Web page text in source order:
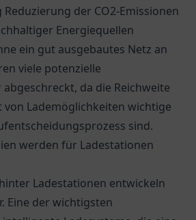
der CO2-Emissionen
Energiequellen
ein gut ausgebautes Netz an
viele potenzielle
da die Reichweite
Lademöglichkeiten wichtige
sind.
werden für Ladestationen
Ladestationen entwickeln
Eine der wichtigsten